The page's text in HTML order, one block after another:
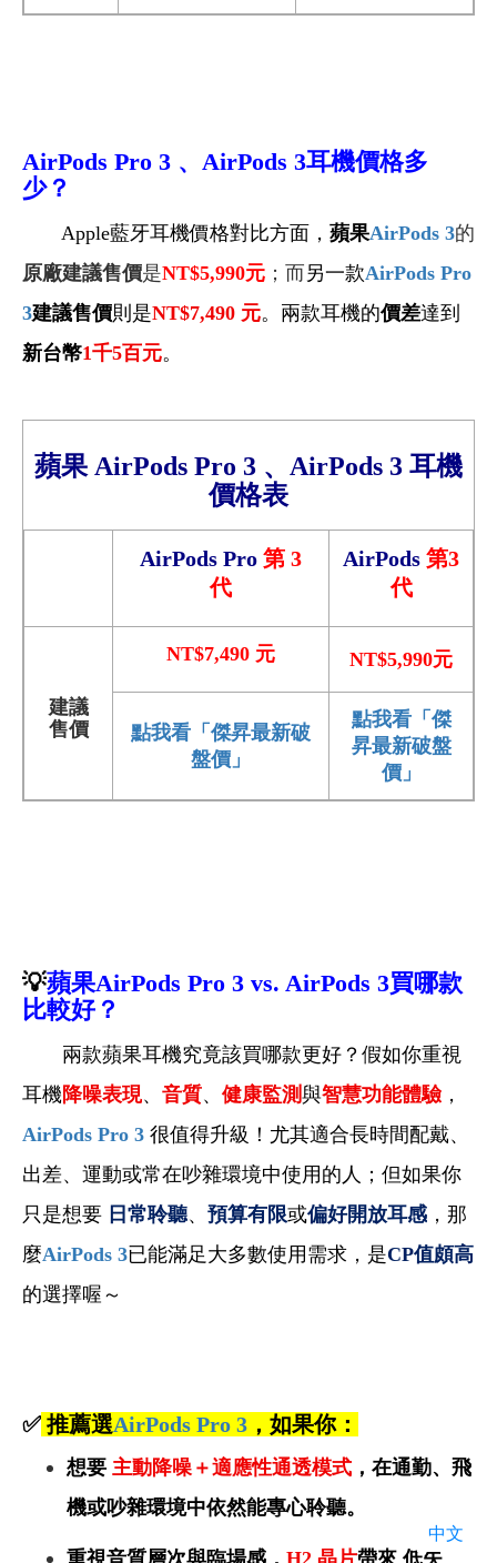
AirPods Pro 3 、AirPods 3耳機價格多
少？
Apple藍牙耳機價格對比方面， 蘋果AirPods 3的
原廠建議售價是NT$5,990元 ；而另一款AirPods Pro
3建議售價則是NT$7,490 元。兩款耳機的價差達到
新台幣1千5百元。
蘋果 AirPods Pro 3 、 AirPods 3 耳機
價格表
AirPods Pro 第 3
代
AirPods 第3
代
建議
售價
NT$7,490 元 NT$5,990元
點我看「傑昇最新破
盤價」
點我看「傑
昇最新破盤
價」
💡蘋果AirPods Pro 3 vs. AirPods 3買哪款
比較好 ？
兩款蘋果耳機究竟該買哪款更好？假如你重視
耳機降噪表現、 音質、 健康監測與智慧功能體驗 ，
AirPods Pro 3 很值得升級！尤其適合長時間配戴、
出差、運動或常在吵雜環境中使用的人；但如果你
只是想要 日常聆聽、 預算有限或偏好開放耳感 ，那
麼AirPods 3已能滿足大多數使用需求，是CP值頗高
的選擇喔～
✅ 推薦選AirPods Pro 3 ，如果你：
想要 主動降噪＋適應性通透模式 ，在通勤、飛
機或吵雜環境中依然能專心聆聽。
中文